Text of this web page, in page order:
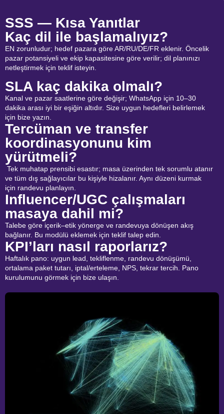
SSS — Kısa Yanıtlar
Kaç dil ile başlamalıyız?
EN zorunludur; hedef pazara göre AR/RU/DE/FR eklenir. Öncelik
pazar potansiyeli ve ekip kapasitesine göre verilir; dil planınızı
netleştirmek için teklif isteyin.
SLA kaç dakika olmalı?
Kanal ve pazar saatlerine göre değişir; WhatsApp için 10–30
dakika arası iyi bir eşiğin altıdır. Size uygun hedefleri belirlemek
için bize yazın.
Tercüman ve transfer
koordinasyonunu kim
yürütmeli?
Tek muhatap prensibi esastır; masa üzerinden tek sorumlu atanır
ve tüm dış sağlayıcılar bu kişiyle hizalanır. Aynı düzeni kurmak
için randevu planlayın.
Influencer/UGC çalışmaları
masaya dahil mi?
Talebe göre içerik–etik yönerge ve randevuya dönüşen akış
bağlanır. Bu modülü eklemek için teklif talep edin.
KPI’ları nasıl raporlarız?
Haftalık pano: uygun lead, tekliflenme, randevu dönüşümü,
ortalama paket tutarı, iptal/erteleme, NPS, tekrar tercih. Pano
kurulumunu görmek için bize ulaşın.